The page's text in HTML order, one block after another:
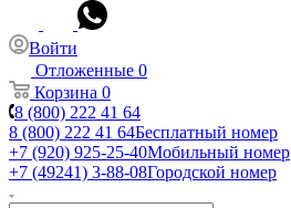
Войти
Отложенные 0
Корзина 0
8 (800) 222 41 64
8 (800) 222 41 64Бесплатный номер
+7 (920) 925-25-40Мобильный номер
+7 (49241) 3-88-08Городской номер